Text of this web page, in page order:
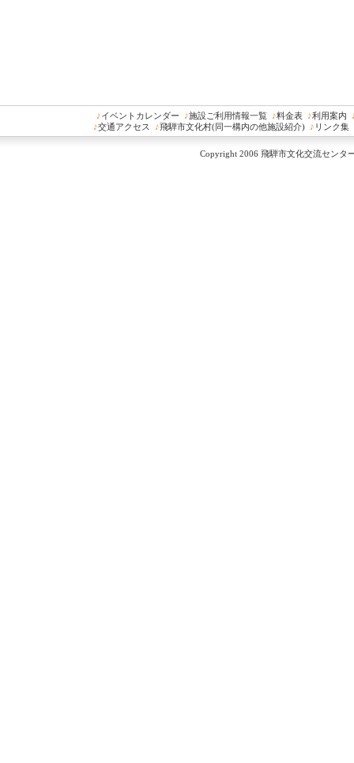
♪イベントカレンダー ♪施設ご利用情報一覧 ♪料金表 ♪利用案内
♪交通アクセス ♪飛騨市文化村(同一構内の他施設紹介) ♪ リンク集
Copyright 2006 飛騨市文化交流センタ